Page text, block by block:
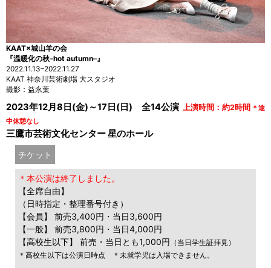
KAAT×城山羊の会
『温暖化の秋–hot autumn–』
2022.11.13–2022.11.27
KAAT 神奈川芸術劇場 大スタジオ
撮影：益永葉
2023年12月8日(金)～17日(日) 全14公演 上演時間：約2時間 ＊途
中休憩なし
三鷹市芸術文化センター 星のホール
チケット
＊本公演は終了しました。
【全席自由】
（日時指定・整理番号付き）
【会員】 前売3,400円・当日3,600円
【一般】 前売3,800円・当日4,000円
【高校生以下】 前売・当日とも1,000円 （当日学生証拝見）
＊高校生以下は公演日時点 ＊未就学児は入場できません。